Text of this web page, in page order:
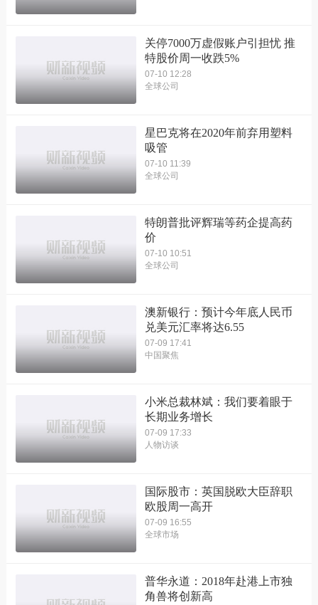
关停7000万虚假账户引担忧 推
特股价周一收跌5%
07-10 12:28
全球公司
星巴克将在2020年前弃用塑料
吸管
07-10 11:39
全球公司
特朗普批评辉瑞等药企提高药
价
07-10 10:51
全球公司
澳新银行：预计今年底人民币
兑美元汇率将达6.55
07-09 17:41
中国聚焦
小米总裁林斌：我们要着眼于
长期业务增长
07-09 17:33
人物访谈
国际股市：英国脱欧大臣辞职
欧股周一高开
07-09 16:55
全球市场
普华永道：2018年赴港上市独
角兽将创新高